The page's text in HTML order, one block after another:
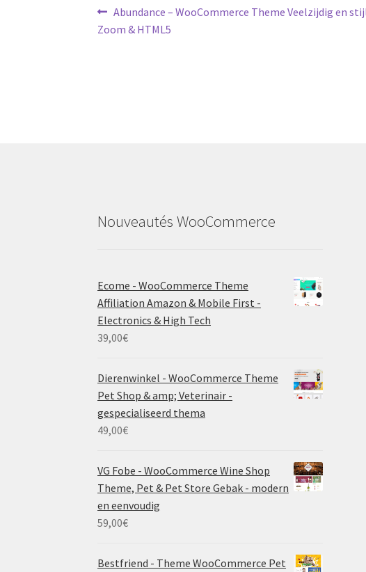
Post
navigation
Previous
post:
Abundance – WooCommerce Theme Veelzijdig en
Zoom & HTML5
Nouveautés WooCommerce
Ecome - WooCommerce Theme
Affiliation Amazon & Mobile First -
Electronics & High Tech
39,00€
Dierenwinkel - WooCommerce Theme
Pet Shop & amp; Veterinair -
gespecialiseerd thema
49,00€
VG Fobe - WooCommerce Wine Shop
Theme, Pet & Pet Store Gebak - modern
en eenvoudig
59,00€
Bestfriend - Theme WooCommerce Pet